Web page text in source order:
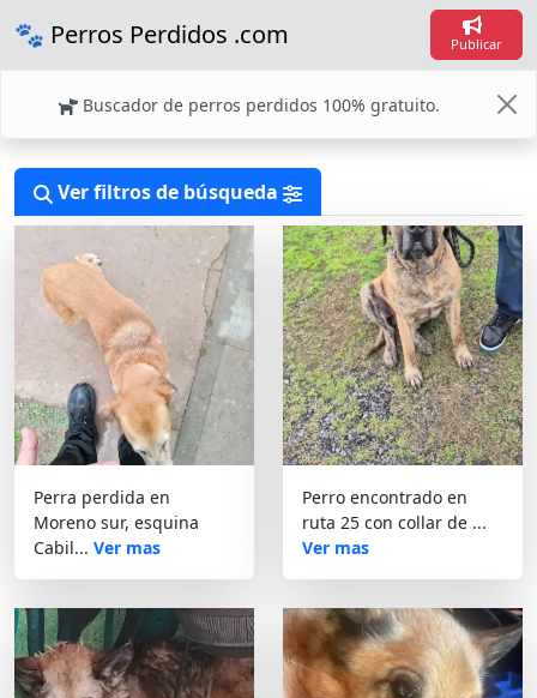
🐾 Perros Perdidos .com Publicar
Buscador de perros perdidos 100% gratuito.
Ver filtros de búsqueda
Perra perdida en
Moreno sur, esquina
Cabil... Ver mas
Perro encontrado en
ruta 25 con collar de ...
Ver mas